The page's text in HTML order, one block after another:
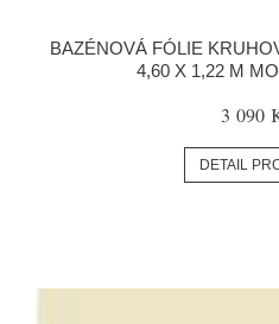
BAZÉNOVÁ FÓLIE
4,60 X 1,22 M
3 090
DETAIL